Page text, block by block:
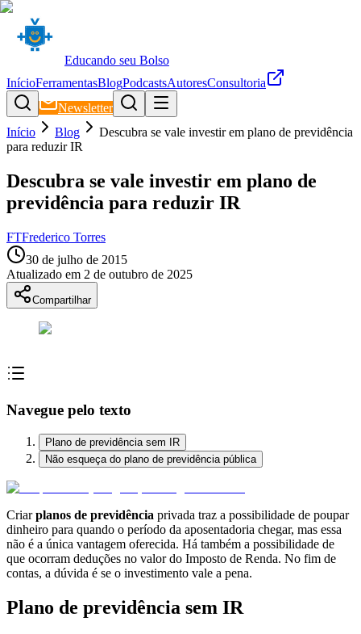
Educando seu Bolso
InícioFerramentasBlogPodcastsAutoresConsultoria
Newsletter
Início
Blog
Descubra se vale investir em plano de previdência
para reduzir IR
Descubra se vale investir em plano de
previdência para reduzir IR
FTFrederico Torres
30 de julho de 2015
Atualizado em 2 de outubro de 2025
Compartilhar
Navegue pelo texto
Plano de previdência sem IR
Não esqueça do plano de previdência pública
Criarplanos de previdência privada traz a possibilidade de poupar
dinheiro para quando o período da aposentadoria chegar, mas essa
não é a única vantagem oferecida. Há também a possibilidade de
que ocorram deduções no valor do Imposto de Renda. No fim de
contas, a dúvida é se o investimento vale a pena.
Plano de previdência sem IR